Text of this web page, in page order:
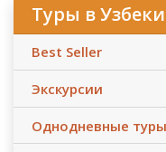
Туры в
Best Seller
Экскурсии
Однодневные туры